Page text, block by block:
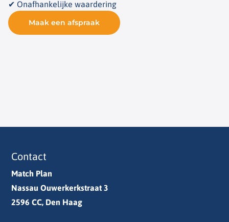
✔ Onafhankelijke waardering
Maak een afspraak
Contact
Match Plan
Nassau Ouwerkerkstraat 3
2596 CC, Den Haag